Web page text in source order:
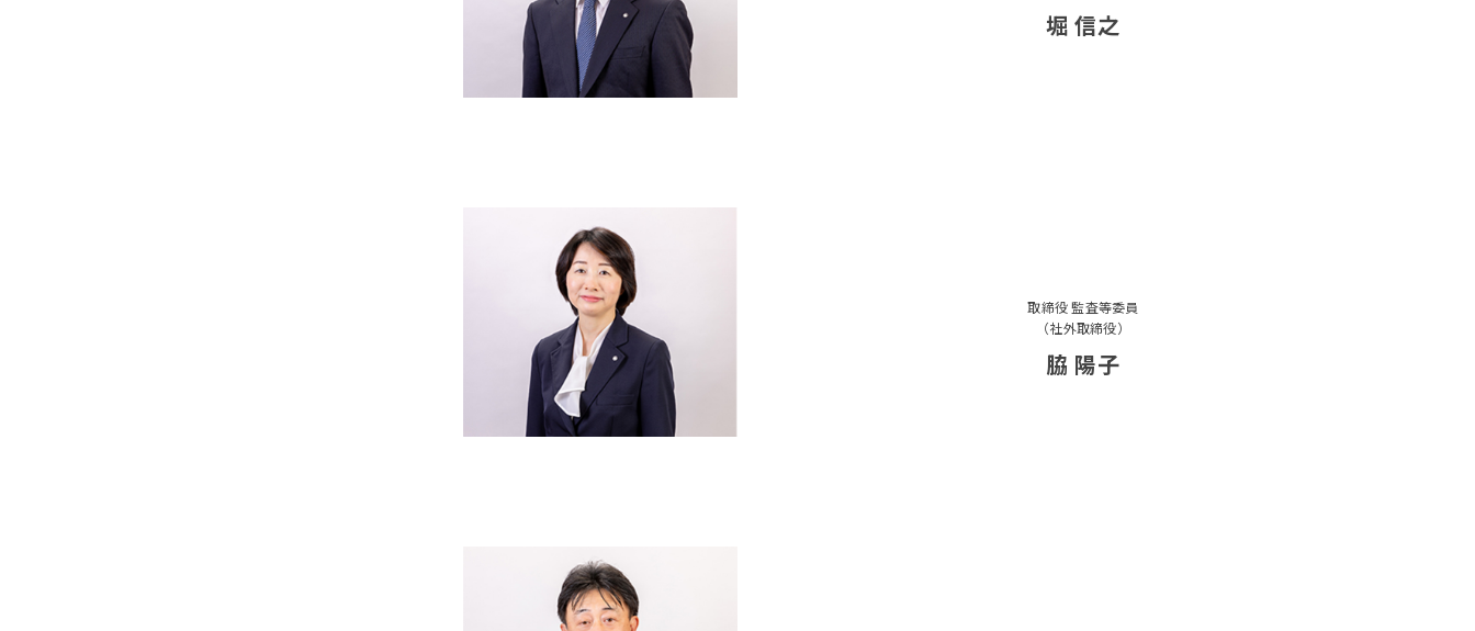
堀 信之
取締役 監査等委員
（社外取締役）
脇 陽子